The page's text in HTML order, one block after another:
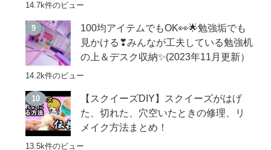
14.7k件のビュー
100均アイテムでもOK👀🌟勉強垢でも
見かける❣みんなが工夫している勉強机
の上＆デスク収納✨(2023年11月更新）
14.2k件のビュー
【スクイーズDIY】スクイーズがはげ
た、切れた、穴空いたときの修理、リ
メイク方法まとめ！
13.5k件のビュー